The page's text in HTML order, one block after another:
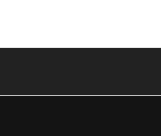
content